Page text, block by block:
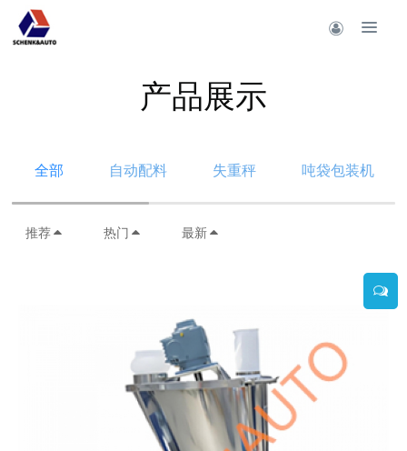
产品展示
全部 自动配料 失重秤 吨袋包装机
推荐 热门 最新